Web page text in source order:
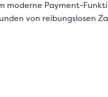
moderne Payment-
von reibungslosen